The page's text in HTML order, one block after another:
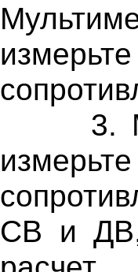
3.
измерьте
СВ и ДВ,